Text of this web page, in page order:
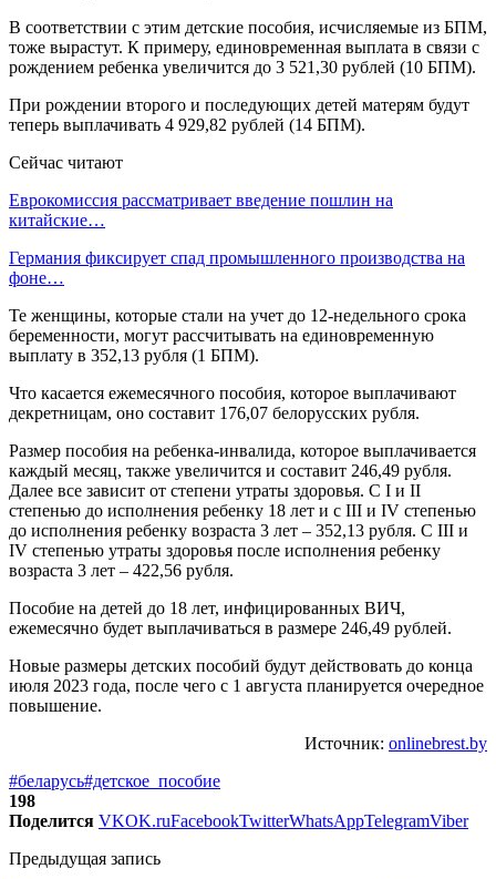
В соответствии с этим детские пособия, исчисляемые из БПМ,
тоже вырастут. К примеру, единовременная выплата в связи с
рождением ребенка увеличится до 3 521,30 рублей (10 БПМ).
При рождении второго и последующих детей матерям будут
теперь выплачивать 4 929,82 рублей (14 БПМ).
Сейчас читают
Еврокомиссия рассматривает введение пошлин на
китайские…
Германия фиксирует спад промышленного производства на
фоне…
Те женщины, которые стали на учет до 12-недельного срока
беременности, могут рассчитывать на единовременную
выплату в 352,13 рубля (1 БПМ).
Что касается ежемесячного пособия, которое выплачивают
декретницам, оно составит 176,07 белорусских рубля.
Размер пособия на ребенка-инвалида, которое выплачивается
каждый месяц, также увеличится и составит 246,49 рубля.
Далее все зависит от степени утраты здоровья. С I и II
степенью до исполнения ребенку 18 лет и с III и IV степенью
до исполнения ребенку возраста 3 лет – 352,13 рубля. С III и
IV степенью утраты здоровья после исполнения ребенку
возраста 3 лет – 422,56 рубля.
Пособие на детей до 18 лет, инфицированных ВИЧ,
ежемесячно будет выплачиваться в размере 246,49 рублей.
Новые размеры детских пособий будут действовать до конца
июля 2023 года, после чего с 1 августа планируется очередное
повышение.
Источник: onlinebrest.by
#беларусь#детское_пособие
198
Поделится VKOK.ruFacebookTwitterWhatsAppTelegramViber
Предыдущая запись